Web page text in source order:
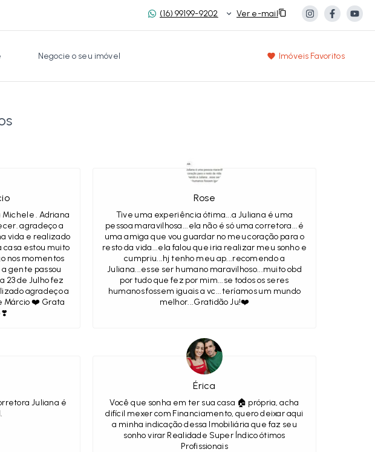
(16) 99199-9202 Ver e-mail
Negocie o seu imóvel Imóveis Favoritos
Michele . Adriana
agradeço a
vida e realizado
casa estou muito
nos momentos
gente passou
23 de Julho fez
agradeço a
Márcio ❤️ Grata
❣️
Rose
Tive uma experiência ótima...a Juliana é uma
pessoa maravilhosa...ela não é só uma corretora...é
uma amiga que vou guardar no meu coração para o
resto da vida...ela falou que iria realizar meu sonho e
cumpriu...hj tenho meu ap...recomendo a
Juliana...esse ser humano maravilhoso...muito obd
por tudo que fez por mim...se todos os seres
humanos fossem iguais a vc...teríamos um mundo
melhor...Gratidão Ju!❤️
Juliana é
Érica
Você que sonha em ter sua casa 🏠 própria, acha
difícil mexer com Financiamento, quero deixar aqui
a minha indicação dessa Imobiliária que faz seu
sonho virar Realidade Super Índico ótimos
Profissionais